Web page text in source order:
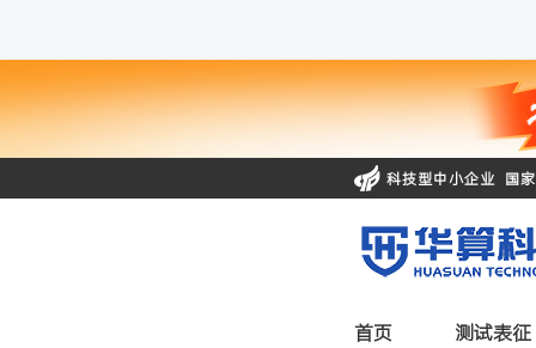
科技型中小企业 国
首页 测试表征